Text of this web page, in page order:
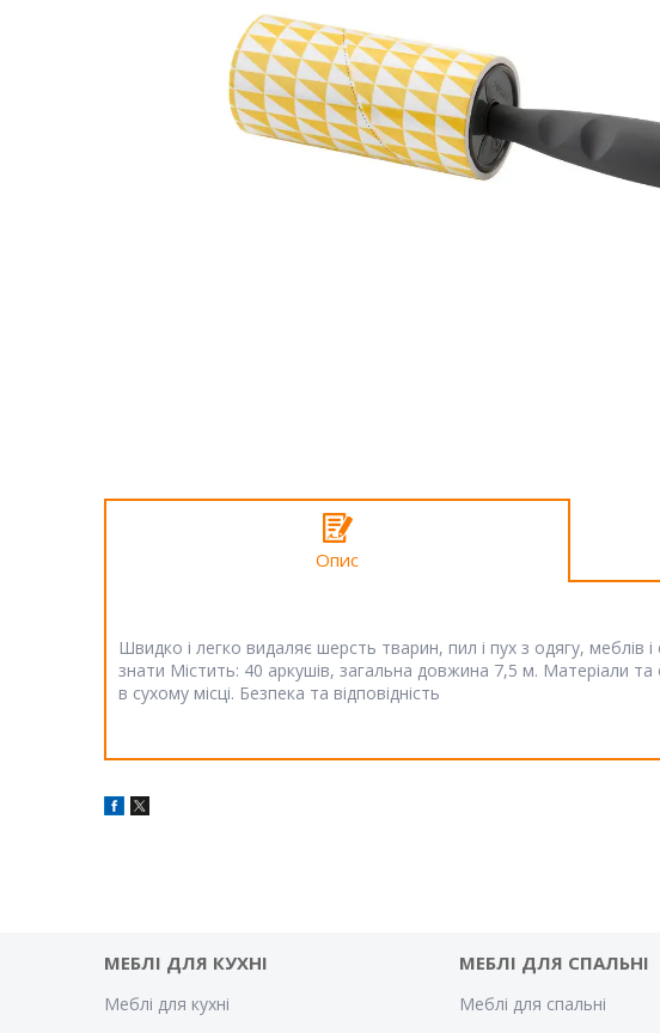
Опис
Швидко і легко видаляє шерсть тварин, пил і пух з одягу,
знати Містить: 40 аркушів, загальна довжина 7,5 м. Матеріали
в сухому місці. Безпека та відповідність
МЕБЛІ ДЛЯ КУХНІ
Меблі для кухні
МЕБЛІ ДЛЯ СПАЛЬНІ
Меблі для спальні